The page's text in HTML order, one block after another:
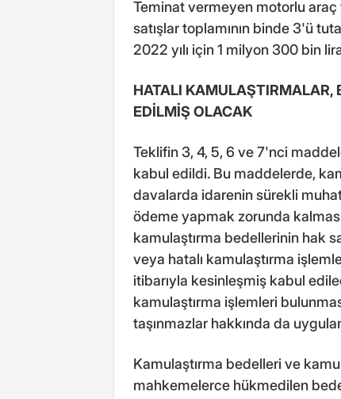
Teminat vermeyen motorlu
satışlar toplamının binde 3'ü
2022 yılı için 1 milyon 300 bin
HATALI KAMULAŞTIRMALAR,
EDİLMİŞ OLACAK
Teklifin 3, 4, 5, 6 ve 7'nci
kabul edildi. Bu maddelerde,
davalarda idarenin sürekli
ödeme yapmak zorunda
kamulaştırma bedellerinin hak
veya hatalı kamulaştırma
itibarıyla kesinleşmiş kabul
kamulaştırma işlemleri
taşınmazlar hakkında da
Kamulaştırma bedelleri ve
mahkemelerce hükmedilen